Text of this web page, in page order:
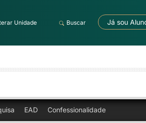
Unidade Buscar Já sou
EAD Confessionalidade